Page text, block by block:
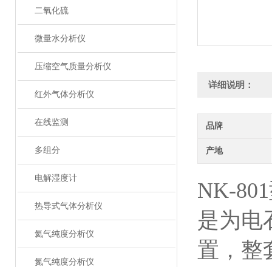
二氧化硫
微量水分析仪
压缩空气质量分析仪
红外气体分析仪
在线监测
多组分
电解湿度计
热导式气体分析仪
氦气纯度分析仪
氮气纯度分析仪
详细说明：
品牌
产地
NK-
是为电
置，整